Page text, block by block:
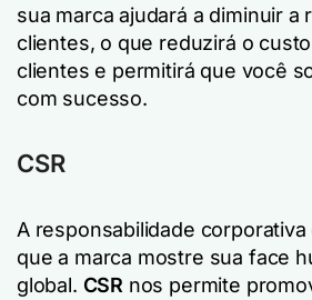
sua marca ajudará a diminuir a
clientes, o que reduzirá o
clientes e permitirá que você
com sucesso.
CSR
A responsabilidade
que a marca mostre sua face
global. CSR nos permite